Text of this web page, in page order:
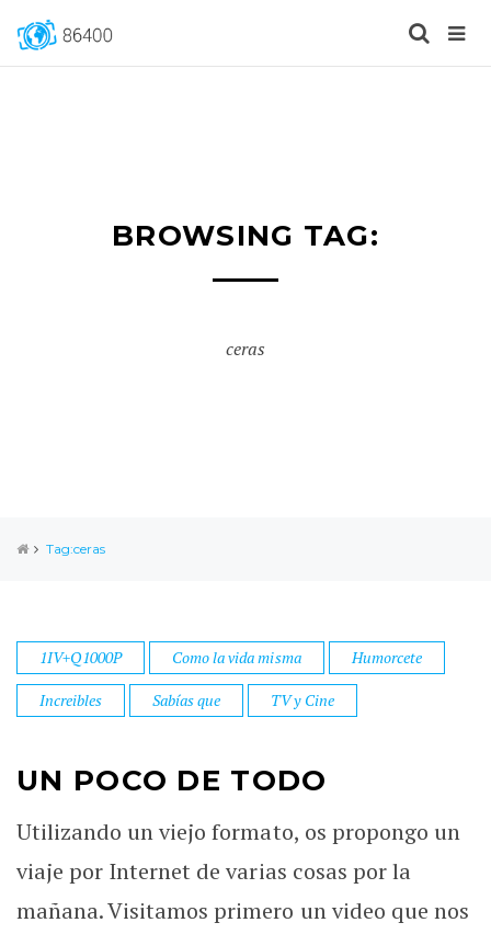
BROWSING TAG:
ceras
Tag:ceras
1IV+Q1000P Como la vida misma Humorcete
Increibles Sabías que TV y Cine
UN POCO DE TODO
Utilizando un viejo formato, os propongo un
viaje por Internet de varias cosas por la
mañana. Visitamos primero un video que nos